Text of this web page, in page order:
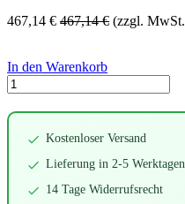
467,14 € 467,14€ (zzgl.
In den Warenkorb
Kostenloser Versand
Lieferung in 2-5 Werktagen
14 Tage Widerrufsrecht